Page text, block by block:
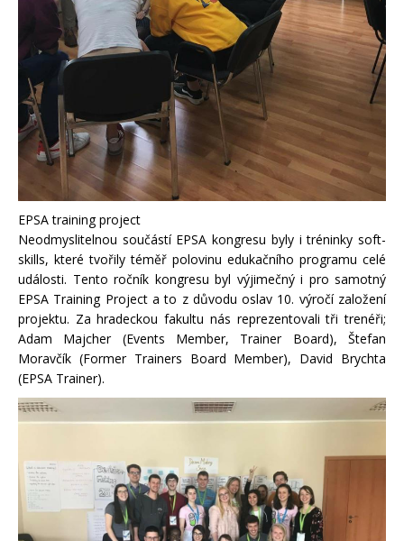
EPSA training project
Neodmyslitelnou součástí EPSA kongresu byly i tréninky soft-
skills, které tvořily téměř polovinu edukačního programu celé
události. Tento ročník kongresu byl výjimečný i pro samotný
EPSA Training Project a to z důvodu oslav 10. výročí založení
projektu. Za hradeckou fakultu nás reprezentovali tři trenéři;
Adam Majcher (Events Member, Trainer Board), Štefan
Moravčík (Former Trainers Board Member), David Brychta
(EPSA Trainer).